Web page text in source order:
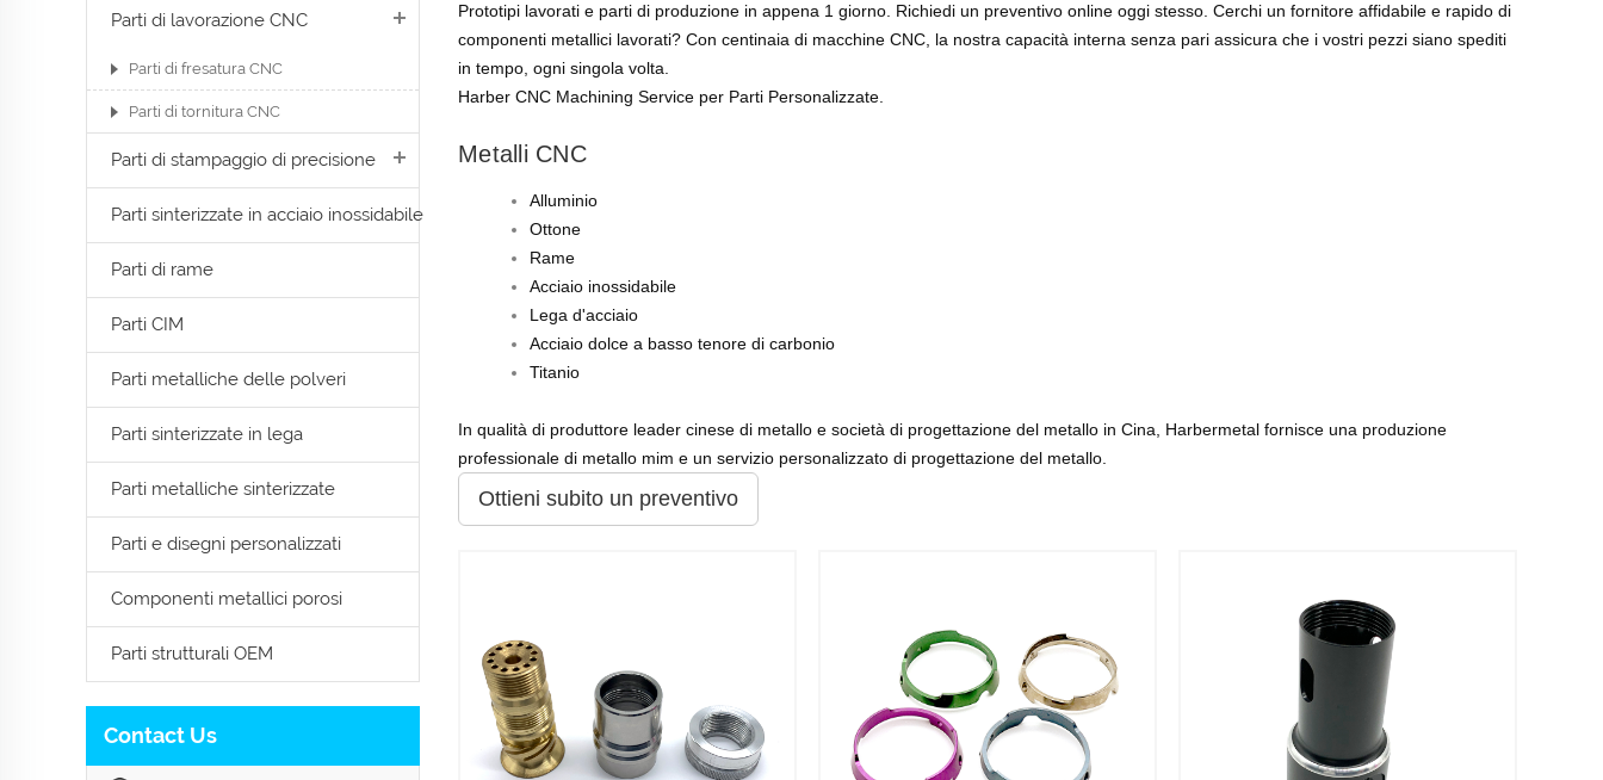
Parti di lavorazione CNC
Parti di fresatura CNC
Parti di tornitura CNC
Parti di stampaggio di precisione
Parti sinterizzate in acciaio inossidabile
Parti di rame
Parti CIM
Parti metalliche delle polveri
Parti sinterizzate in lega
Parti metalliche sinterizzate
Parti e disegni personalizzati
Componenti metallici porosi
Parti strutturali OEM
Contact Us
Prototipi lavorati e parti di produzione in appena 1 giorno. Richiedi un preventivo online oggi stesso. Cerchi un fornitore affidabile e rapido di
componenti metallici lavorati? Con centinaia di macchine CNC, la nostra capacità interna senza pari assicura che i vostri pezzi siano spediti
in tempo, ogni singola volta.
Harber CNC Machining Service per Parti Personalizzate.
Metalli CNC
Alluminio
Ottone
Rame
Acciaio inossidabile
Lega d'acciaio
Acciaio dolce a basso tenore di carbonio
Titanio
In qualità di produttore leader cinese di metallo e società di progettazione del metallo in Cina, Harbermetal fornisce una produzione
professionale di metallo mim e un servizio personalizzato di progettazione del metallo.
Ottieni subito un preventivo